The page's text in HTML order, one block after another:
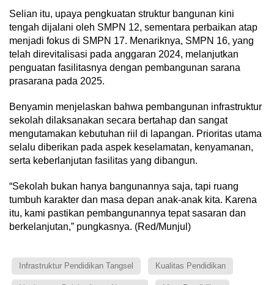
Selian itu, upaya pengkuatan struktur bangunan kini
tengah dijalani oleh SMPN 12, sementara perbaikan atap
menjadi fokus di SMPN 17. Menariknya, SMPN 16, yang
telah direvitalisasi pada anggaran 2024, melanjutkan
penguatan fasilitasnya dengan pembangunan sarana
prasarana pada 2025.
Benyamin menjelaskan bahwa pembangunan infrastruktur
sekolah dilaksanakan secara bertahap dan sangat
mengutamakan kebutuhan riil di lapangan. Prioritas utama
selalu diberikan pada aspek keselamatan, kenyamanan,
serta keberlanjutan fasilitas yang dibangun.
“Sekolah bukan hanya bangunannya saja, tapi ruang
tumbuh karakter dan masa depan anak-anak kita. Karena
itu, kami pastikan pembangunannya tepat sasaran dan
berkelanjutan,” pungkasnya. (Red/Munjul)
Infrastruktur Pendidikan Tangsel Kualitas Pendidikan